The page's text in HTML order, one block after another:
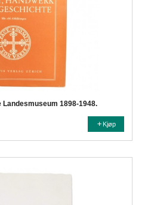
1898-1948.
Kjøp